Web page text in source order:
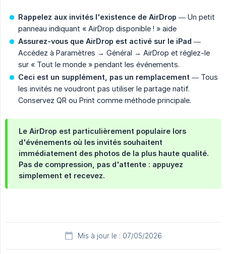
Rappelez aux invités l'existence de AirDrop — Un petit
panneau indiquant « AirDrop disponible ! » aide
Assurez-vous que AirDrop est activé sur le iPad —
Accédez à Paramètres → Général → AirDrop et réglez-le
sur « Tout le monde » pendant les événements.
Ceci est un supplément, pas un remplacement — Tous
les invités ne voudront pas utiliser le partage natif.
Conservez QR ou Print comme méthode principale.
Le AirDrop est particulièrement populaire lors
d'événements où les invités souhaitent
immédiatement des photos de la plus haute qualité.
Pas de compression, pas d'attente : appuyez
simplement et recevez.
Mis à jour le : 07/05/2026